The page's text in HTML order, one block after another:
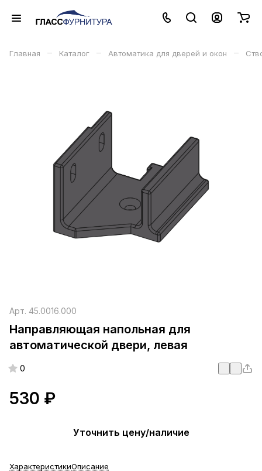
Главная – Каталог – Автоматика для дверей и окон –
Арт. 45.0016.000
Направляющая напольная для
автоматической двери, левая
0
530 ₽
Уточнить цену/наличие
ХарактеристикиОписание